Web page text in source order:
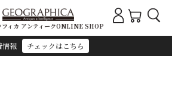
情報 チェックはこちら
フィカ アンティークONLINE SHOP